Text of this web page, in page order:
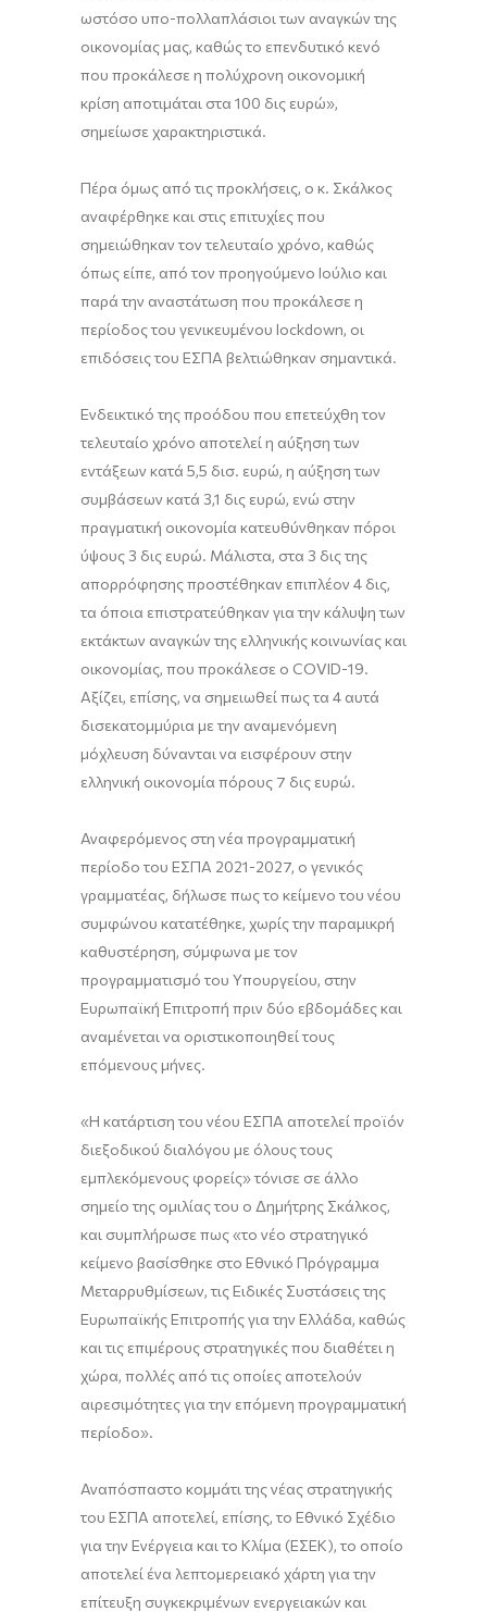
ωστόσο υπο-πολλαπλάσιοι των αναγκών της
οικονομίας μας, καθώς το επενδυτικό κενό
που προκάλεσε η πολύχρονη οικονομική
κρίση αποτιμάται στα 100 δις ευρώ»,
σημείωσε χαρακτηριστικά.
Πέρα όμως από τις προκλήσεις, ο κ. Σκάλκος
αναφέρθηκε και στις επιτυχίες που
σημειώθηκαν τον τελευταίο χρόνο, καθώς
όπως είπε, από τον προηγούμενο Ιούλιο και
παρά την αναστάτωση που προκάλεσε η
περίοδος του γενικευμένου lockdown, οι
επιδόσεις του ΕΣΠΑ βελτιώθηκαν σημαντικά.
Ενδεικτικό της προόδου που επετεύχθη τον
τελευταίο χρόνο αποτελεί η αύξηση των
εντάξεων κατά 5,5 δισ. ευρώ, η αύξηση των
συμβάσεων κατά 3,1 δις ευρώ, ενώ στην
πραγματική οικονομία κατευθύνθηκαν πόροι
ύψους 3 δις ευρώ. Μάλιστα, στα 3 δις της
απορρόφησης προστέθηκαν επιπλέον 4 δις,
τα όποια επιστρατεύθηκαν για την κάλυψη των
εκτάκτων αναγκών της ελληνικής κοινωνίας και
οικονομίας, που προκάλεσε ο COVID-19.
Αξίζει, επίσης, να σημειωθεί πως τα 4 αυτά
δισεκατομμύρια με την αναμενόμενη
μόχλευση δύνανται να εισφέρουν στην
ελληνική οικονομία πόρους 7 δις ευρώ.
Αναφερόμενος στη νέα προγραμματική
περίοδο του ΕΣΠΑ 2021-2027, ο γενικός
γραμματέας, δήλωσε πως το κείμενο του νέου
συμφώνου κατατέθηκε, χωρίς την παραμικρή
καθυστέρηση, σύμφωνα με τον
προγραμματισμό του Υπουργείου, στην
Ευρωπαϊκή Επιτροπή πριν δύο εβδομάδες και
αναμένεται να οριστικοποιηθεί τους
επόμενους μήνες.
«Η κατάρτιση του νέου ΕΣΠΑ αποτελεί προϊόν
διεξοδικού διαλόγου με όλους τους
εμπλεκόμενους φορείς» τόνισε σε άλλο
σημείο της ομιλίας του ο Δημήτρης Σκάλκος,
και συμπλήρωσε πως «το νέο στρατηγικό
κείμενο βασίσθηκε στο Εθνικό Πρόγραμμα
Μεταρρυθμίσεων, τις Ειδικές Συστάσεις της
Ευρωπαϊκής Επιτροπής για την Ελλάδα, καθώς
και τις επιμέρους στρατηγικές που διαθέτει η
χώρα, πολλές από τις οποίες αποτελούν
αιρεσιμότητες για την επόμενη προγραμματική
περίοδο».
Αναπόσπαστο κομμάτι της νέας στρατηγικής
του ΕΣΠΑ αποτελεί, επίσης, το Εθνικό Σχέδιο
για την Ενέργεια και το Κλίμα (ΕΣΕΚ), το οποίο
αποτελεί ένα λεπτομερειακό χάρτη για την
επίτευξη συγκεκριμένων ενεργειακών και